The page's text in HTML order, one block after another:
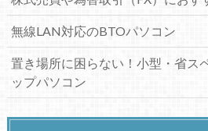
無線LAN対応のBTOパソコン
置き場所に困らない！小型・省ス
ップパソコン